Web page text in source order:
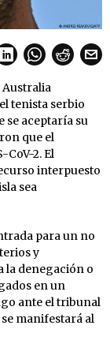
tenista serbio
se aceptaría su
que el
CoV-2. El
interpuesto
sea
para un no
y
la denegación o
en un
ante el tribunal
manifestará al